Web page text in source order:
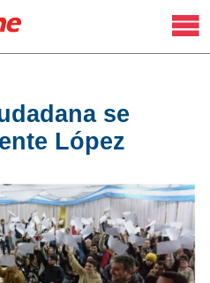
se
López